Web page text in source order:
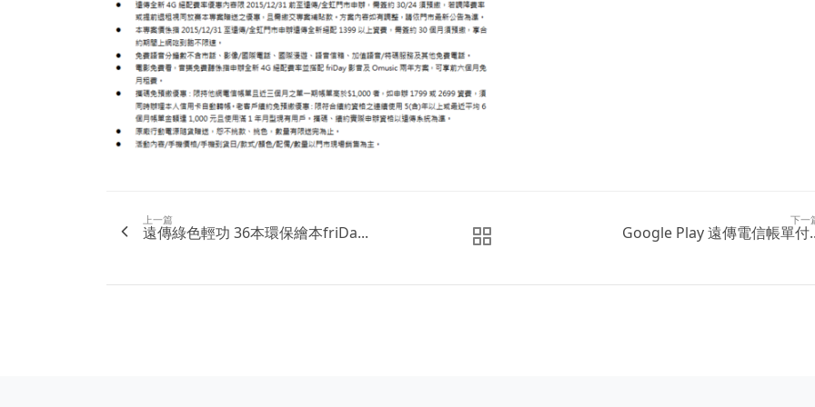
上一篇
遠傳綠色輕功 36本環保繪本friDa...
下一
Google Play 遠傳電信帳單付